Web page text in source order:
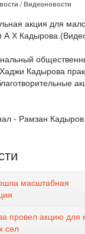
/ Видеоновости
акция для
А Х
Кадырова
- Рамзан Кадыров
масштабная
провел акцию для
сел